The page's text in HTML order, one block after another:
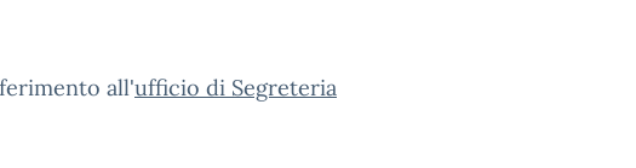
all'ufficio di Segreteria